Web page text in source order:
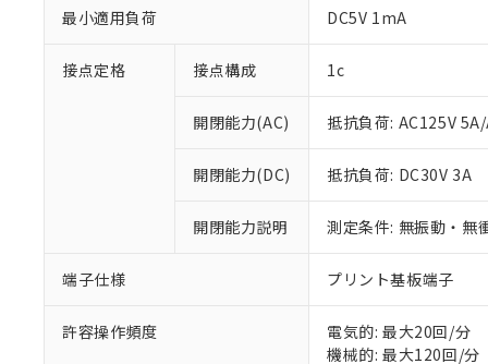
最小適用負荷 DC5V 1mA
接点定格 接点構成 1c
開閉能力(AC) 抵抗負荷: AC125V
開閉能力(DC) 抵抗負荷: DC30V 3A
開閉能力説明 測定条件: 無振動・
端子仕様 プリント基板端子
許容操作頻度
電気的: 最大20回/分
機械的: 最大120回/分
ご利用条件
以下の条件をお読
※1 対応状況
対応済み：EU
対応予定：EU
対応予定なし：
調査・確認中：
非該当品：ライセ
仕入先様の事情に
があります。
※1 中国
「○」：最大均質